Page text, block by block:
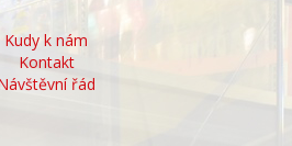
Kudy k nám
Kontakt
řád